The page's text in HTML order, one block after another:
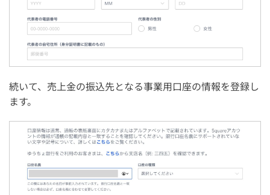
続いて、売上金の振込先となる事業用口座の情報を登録し
ます。